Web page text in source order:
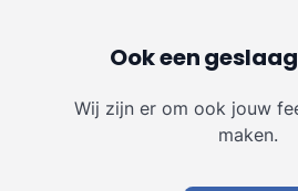
Ook een
Wij zijn er om ook jouw
maken.